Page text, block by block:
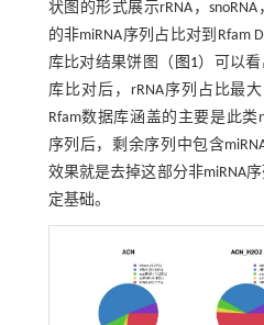
状图的形式展示rRNA，
的非miRNA序列占比对到Rfam
库比对结果饼图（ 图1）可以看
库比对后，rRNA序列占比最
Rfam数据库涵盖的主要是此类
序列后，剩余序列中包含
效果就是去掉这部分非miRNA
定基础。